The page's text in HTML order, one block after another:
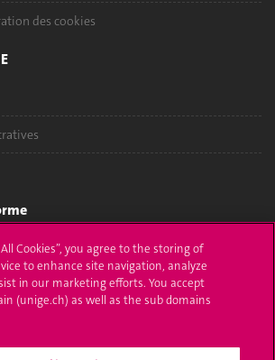
des cookies
All Cookies”, you agree to the storing of
to enhance site navigation, analyze
in our marketing efforts. You accept
(unige.ch) as well as the sub domains